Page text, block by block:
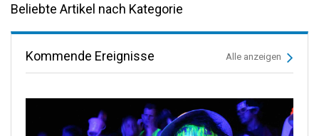
Beliebte Artikel nach Kategorie
Kommende Ereignisse Alle anzeigen